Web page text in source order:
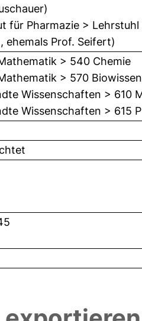
für Pharmazie >
ehemals Prof. Seifert)
> 540 Chemie
> 570
Wissenschaften > 610
Wissenschaften > 615